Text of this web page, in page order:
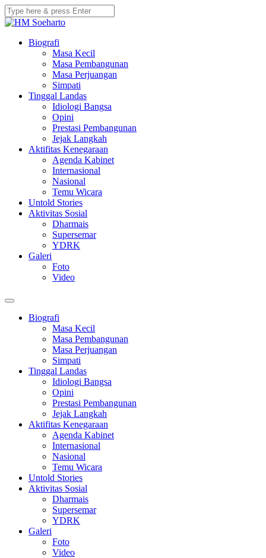
Biografi
Masa Kecil
Masa Pembangunan
Masa Perjuangan
Simpati
Tinggal Landas
Idiologi Bangsa
Opini
Prestasi Pembangunan
Jejak Langkah
Aktifitas Kenegaraan
Agenda Kabinet
Internasional
Nasional
Temu Wicara
Untold Stories
Aktivitas Sosial
Dharmais
Supersemar
YDRK
Galeri
Foto
Video
Biografi
Masa Kecil
Masa Pembangunan
Masa Perjuangan
Simpati
Tinggal Landas
Idiologi Bangsa
Opini
Prestasi Pembangunan
Jejak Langkah
Aktifitas Kenegaraan
Agenda Kabinet
Internasional
Nasional
Temu Wicara
Untold Stories
Aktivitas Sosial
Dharmais
Supersemar
YDRK
Galeri
Foto
Video